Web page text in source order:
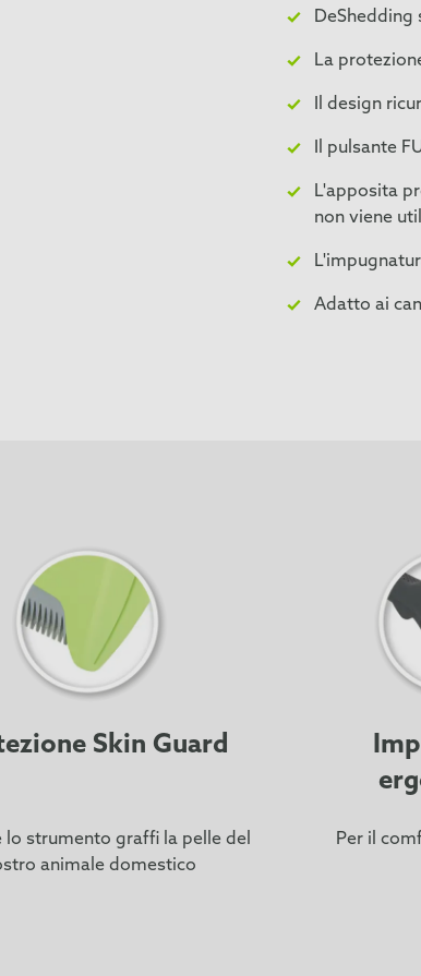
DeShedding
La
Il design
Il pulsante
L'apposita
non viene
Adatto ai
Skin Guard
lo strumento graffi la pelle del
animale domestico
Per il